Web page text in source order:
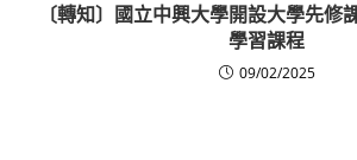
〔轉知〕國立中興大學開設大學先修
學習課程
09/02/2025